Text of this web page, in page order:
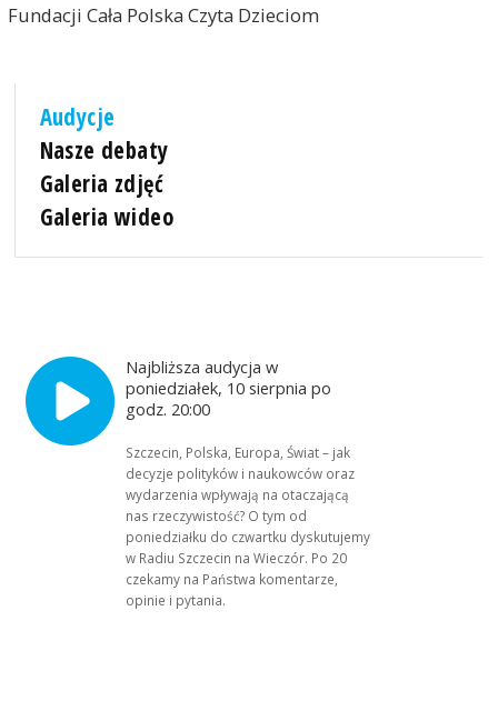
Fundacji Cała Polska Czyta Dzieciom
Audycje
Nasze debaty
Galeria zdjęć
Galeria wideo
Najbliższa audycja w
poniedziałek, 10 sierpnia po
godz. 20:00
Szczecin, Polska, Europa, Świat – jak
decyzje polityków i naukowców oraz
wydarzenia wpływają na otaczającą
nas rzeczywistość? O tym od
poniedziałku do czwartku dyskutujemy
w Radiu Szczecin na Wieczór. Po 20
czekamy na Państwa komentarze,
opinie i pytania.